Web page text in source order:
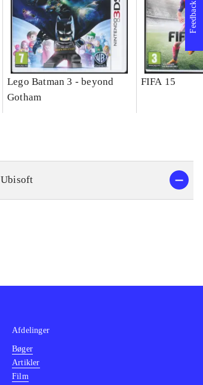
Lego Batman 3 - beyond
Gotham
FIFA 15
Ubisoft
Feedback
Afdelinger
Bøger
Artikler
Film